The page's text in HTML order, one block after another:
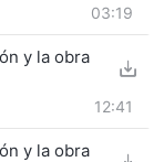
03:19
y la obra
12:41
y la obra